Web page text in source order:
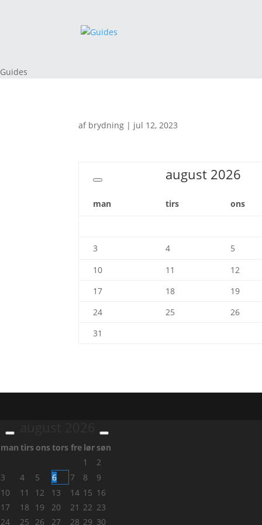
Guides
af brydning | jul 12, 2023
august 2026
man tirs ons
3
4 5
10
11 12
17
18 19
24
25 26
31
man tirs onstors fre lørsøn
1
2
3
4 5 6 7 8
9
10
11 12 13 14 15 16
17
18 19 20 21 22 23
24
25 26 27 28 29 30